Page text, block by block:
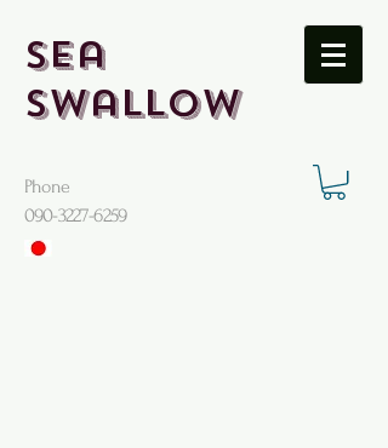
Sea
Swallow
Phone
​090-3227-6259